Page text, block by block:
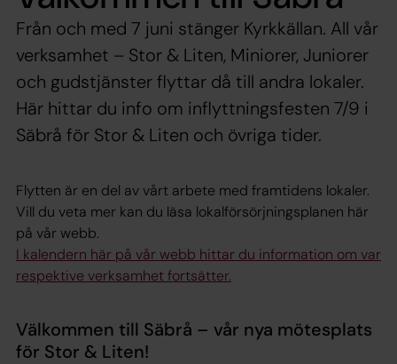
Från och med 7 juni stänger Kyrkkällan. All vår
verksamhet – Stor & Liten, Miniorer, Juniorer
och gudstjänster flyttar då till andra lokaler.
Här hittar du info om inflyttningsfesten 7/9 i
Säbrå för Stor & Liten och övriga tider.
Flytten är en del av vårt arbete med framtidens lokaler.
Vill du veta mer kan du läsa lokalförsörjningsplanen här
på vår webb.
I kalendern här på vår webb hittar du information om var
respektive verksamhet fortsätter.
Välkommen till Säbrå – vår nya mötesplats
för Stor & Liten!